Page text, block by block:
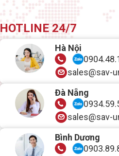
HOTLINE 24/7
Hà Nội
sales@sav-
Đà Nẵng
sales@sav-
Bình Dương